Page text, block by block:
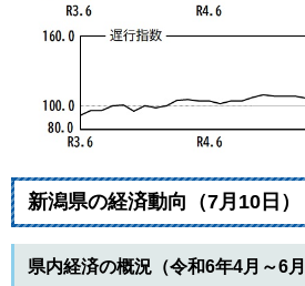
新潟県の経済動向（7月10日）
県内経済の概況（令和6年4月～6月​